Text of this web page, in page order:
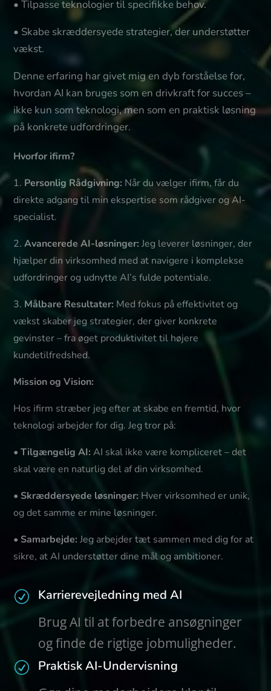
• Tilpasse teknologier til specifikke behov.
• Skabe skræddersyede strategier, der understøtter
vækst.
Denne erfaring har givet mig en dyb forståelse for,
hvordan AI kan bruges som en drivkraft for succes –
ikke kun som teknologi, men som en praktisk løsning
på konkrete udfordringer.
Hvorfor ifirm?
1. Personlig Rådgivning: Når du vælger ifirm, får du
direkte adgang til min ekspertise som rådgiver og AI-
specialist.
2. Avancerede AI-løsninger: Jeg leverer løsninger, der
hjælper din virksomhed med at navigere i komplekse
udfordringer og udnytte AI’s fulde potentiale.
3. Målbare Resultater: Med fokus på effektivitet og
vækst skaber jeg strategier, der giver konkrete
gevinster – fra øget produktivitet til højere
kundetilfredshed.
Mission og Vision:
Hos ifirm stræber jeg efter at skabe en fremtid, hvor
teknologi arbejder for dig. Jeg tror på:
• Tilgængelig AI: AI skal ikke være kompliceret – det
skal være en naturlig del af din virksomhed.
• Skræddersyede løsninger: Hver virksomhed er unik,
og det samme er mine løsninger.
• Samarbejde: Jeg arbejder tæt sammen med dig for at
sikre, at AI understøtter dine mål og ambitioner.
R Karrierevejledning med AI
Brug AI til at forbedre ansøgninger
og finde de rigtige jobmuligheder.
R Praktisk AI-Undervisning